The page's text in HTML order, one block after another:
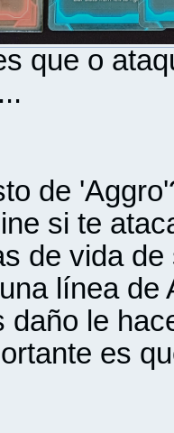
que o
de
si te
de vida
línea de
daño le
es